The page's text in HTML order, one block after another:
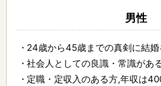
男性
24歳から45歳までの真剣に結
社会人としての良識・常識があ
定職・定収入のある方,年収は